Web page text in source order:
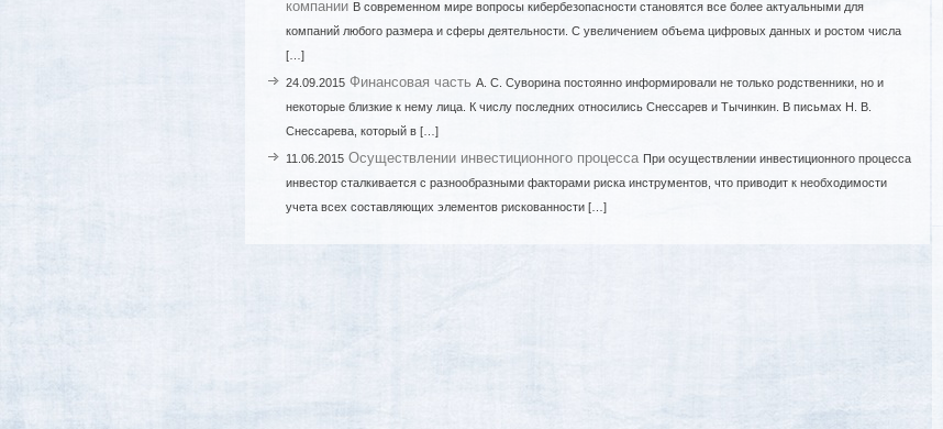
компании В современном мире вопросы кибербезопасности становятся все более актуальными для
компаний любого размера и сферы деятельности. С увеличением объема цифровых данных и ростом числа
[…]
24.09.2015 Финансовая часть А. С. Суворина постоянно информировали не только родственники, но и
некоторые близкие к нему лица. К числу последних относились Снессарев и Тычинкин. В письмах Н. В.
Снессарева, который в […]
11.06.2015 Осуществлении инвестиционного процесса При осуществлении инвестиционного процесса
инвестор сталкивается с разнообразными факторами риска инструментов, что приводит к необходимости
учета всех составляющих элементов рискованности […]